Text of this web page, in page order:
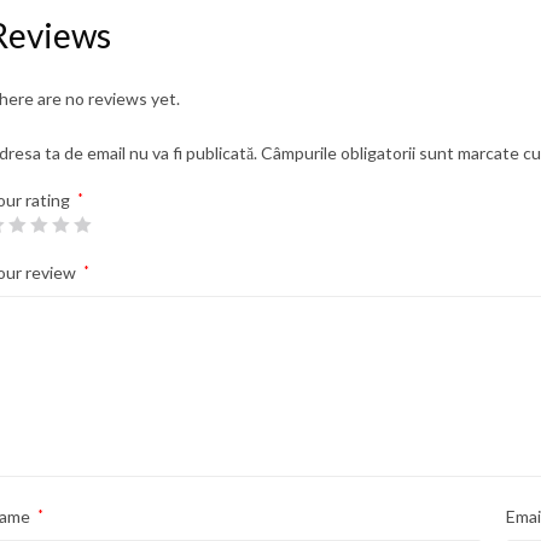
are no reviews yet.
ta de email nu va fi publicată.Câmpurile obligatorii sunt marcate cu
rating *
review *
*